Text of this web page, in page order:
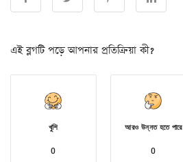
এই ব্লগটি পড়ে আপনার প্রতিক্রিয়া কী?
খুশি
0
আরও উন্নত হতে পারে
0